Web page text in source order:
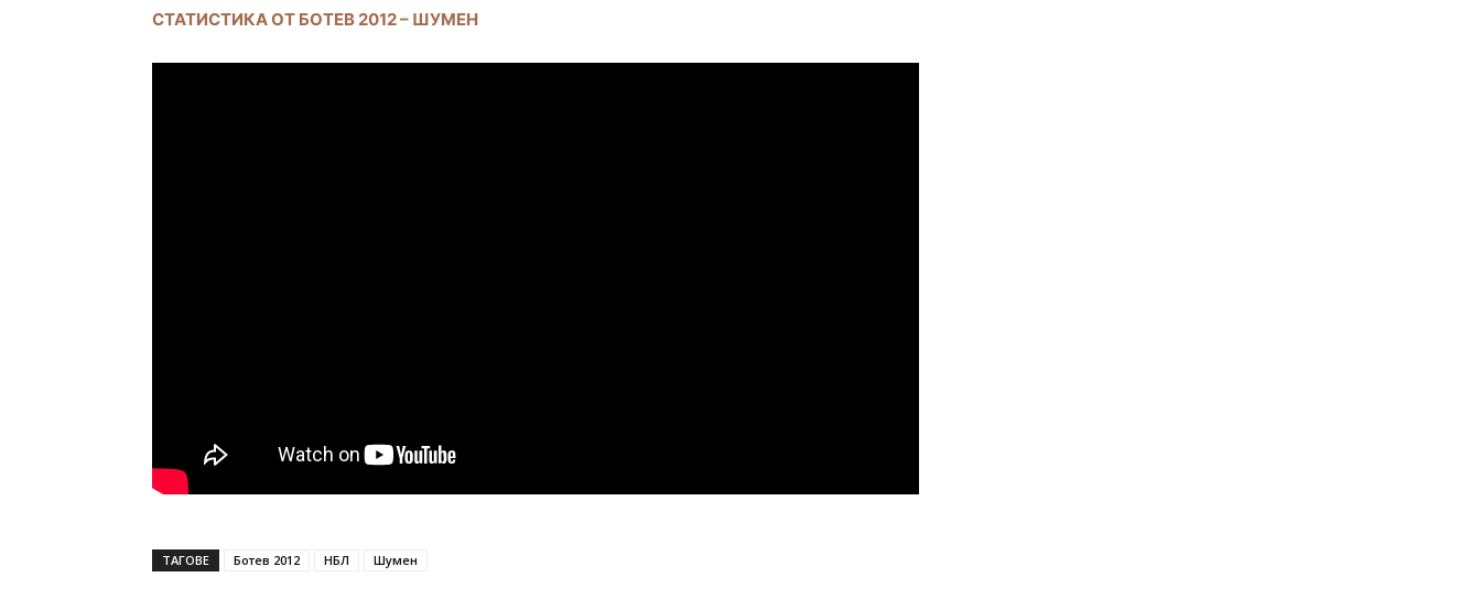
СТАТИСТИКА ОТ БОТЕВ 2012 – ШУМЕН
ТАГОВЕ Ботев 2012 НБЛ Шумен